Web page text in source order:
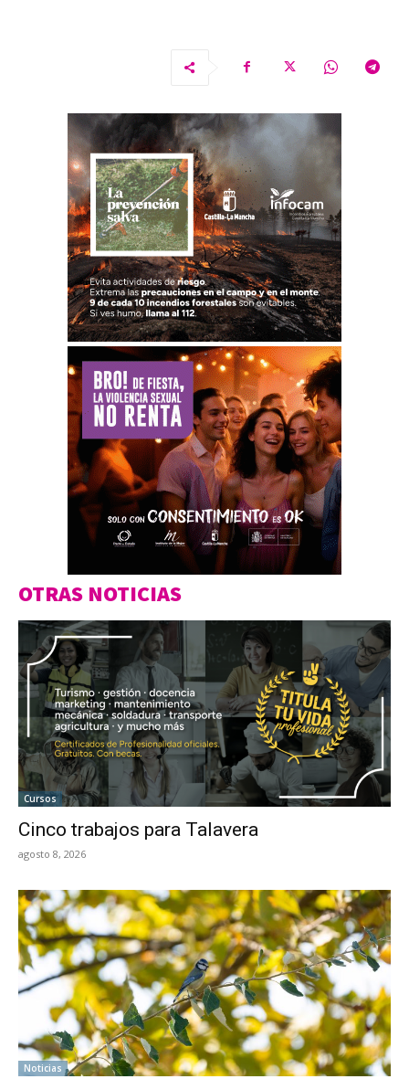
OTRAS NOTICIAS
Cursos
Cinco trabajos para Talavera
agosto 8, 2026
Noticias